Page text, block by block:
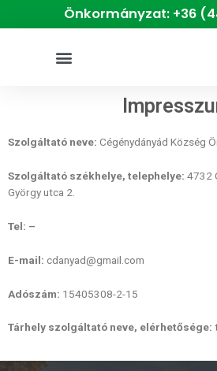
Önkormányzat: +36
Szolgáltató neve: Cégénydányád Község
Szolgáltató székhelye, telephelye: 4732
György utca 2.
Tel: –
E-mail: cdanyad@gmail.com
Adószám: 15405308-2-15
Tárhely szolgáltató neve, elérhetősége: